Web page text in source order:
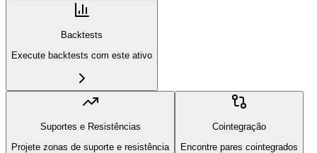
Backtests
Execute backtests com este ativo
Suportes e Resistências
Projete zonas de suporte e resistência
Cointegração
Encontre pares cointegrados